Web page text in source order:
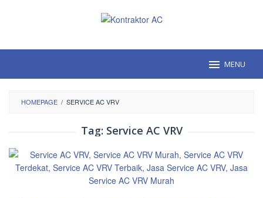
MENU
HOMEPAGE / SERVICE AC VRV
Tag: Service AC VRV